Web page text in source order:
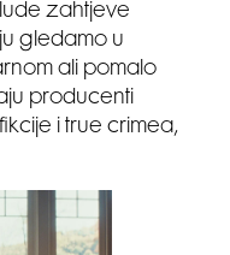
zahtjeve
gledamo u
ali pomalo
producenti
i true crimea,